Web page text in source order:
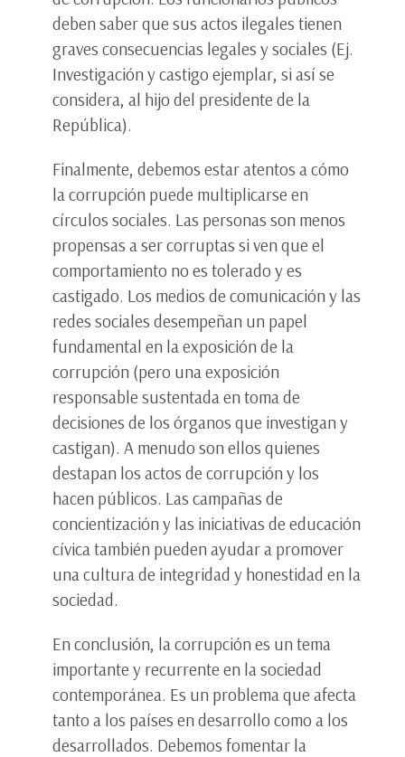
deben saber que sus actos ilegales tienen
graves consecuencias legales y sociales (Ej.
Investigación y castigo ejemplar, si así se
considera, al hijo del presidente de la
República).
Finalmente, debemos estar atentos a cómo
la corrupción puede multiplicarse en
círculos sociales. Las personas son menos
propensas a ser corruptas si ven que el
comportamiento no es tolerado y es
castigado. Los medios de comunicación y las
redes sociales desempeñan un papel
fundamental en la exposición de la
corrupción (pero una exposición
responsable sustentada en toma de
decisiones de los órganos que investigan y
castigan). A menudo son ellos quienes
destapan los actos de corrupción y los
hacen públicos. Las campañas de
concientización y las iniciativas de educación
cívica también pueden ayudar a promover
una cultura de integridad y honestidad en la
sociedad.
En conclusión, la corrupción es un tema
importante y recurrente en la sociedad
contemporánea. Es un problema que afecta
tanto a los países en desarrollo como a los
desarrollados. Debemos fomentar la